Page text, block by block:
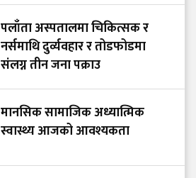
पलाँता अस्पतालमा चिकित्सक र
नर्समाथि दुर्व्यवहार र तोडफोडमा
संलग्न तीन जना पक्राउ
मानसिक सामाजिक अध्यात्मिक
स्वास्थ्य आजको आवश्यकता